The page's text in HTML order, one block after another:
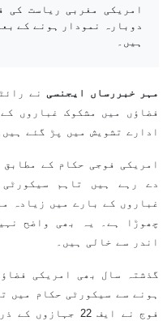
امریکی مغربی ریاست کی
دوبارہ نمودار ہونے کے
ہیں۔
مہر خبررساں ایجنسینے
فضاؤں میں مشکوک غباروں
ادارے تشویش میں پڑ گئے
امریکی فوجی حکام کے
دے رہے ہیں تاہم
غباروں کے بارے میں زیادہ
چھوڑا ہے۔ یہ بھی واضح
اندر سے خالی ہیں۔
گذشتہ سال بھی امریکی
ہونے سے سیکورٹی حکام میں
فوج نے ایف 22